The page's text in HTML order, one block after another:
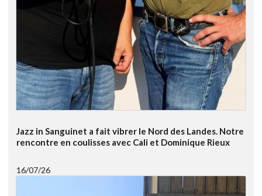
Jazz in Sanguinet a fait vibrer le Nord des Landes. Notre
rencontre en coulisses avec Cali et Dominique Rieux
16/07/26